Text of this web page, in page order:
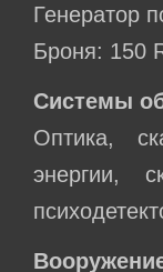
Генератор
Броня: 150
Системы
Оптика,
энергии,